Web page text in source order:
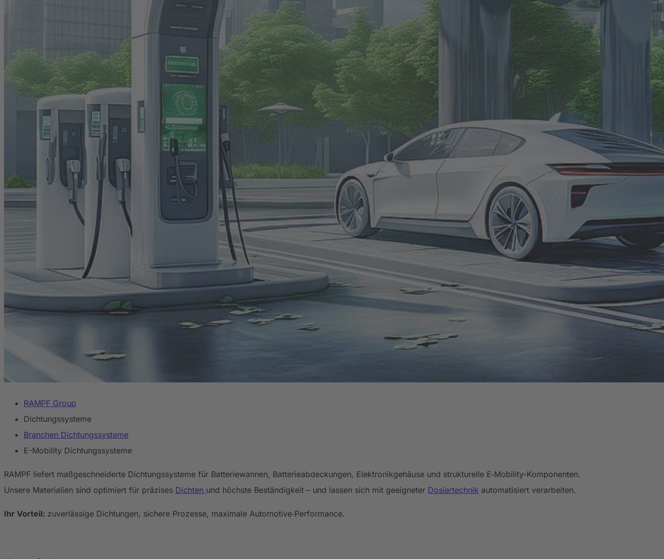
RAMPF Group
Dichtungssysteme
Branchen Dichtungssysteme
E-Mobility Dichtungssysteme
RAMPF liefert maßgeschneiderte Dichtungssysteme für Batteriewannen, Batterieabdeckungen, Elektronikgehäuse und strukturelle E‑Mobility-Komponenten.
Unsere Materialien sind optimiert für präzises Dichten und höchste Beständigkeit – und lassen sich mit geeigneter Dosiertechnik automatisiert verarbeiten.
Ihr Vorteil: zuverlässige Dichtungen, sichere Prozesse, maximale Automotive‑Performance.